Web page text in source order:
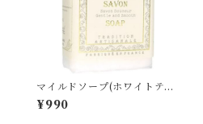
マイルドソープ(ホワイトティ
ーの香り)
¥990